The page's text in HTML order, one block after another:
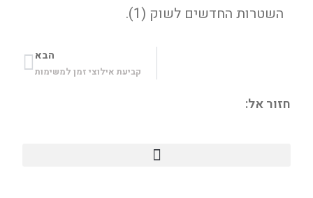
השטרות החדשים לשוק (1).
הבא
קביעת אילוצי זמן למשימות
חזור אל: